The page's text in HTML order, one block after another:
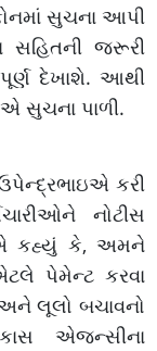
સુચના આપી
સહિતની જરૂરી
દેખાશે. આથી
સુચના પાળી.
કરી
નોટીસ
કહ્યું કે, અમને
પેમેન્ટ કરવા
અને લૂલો બચાવનો
એજન્સીના